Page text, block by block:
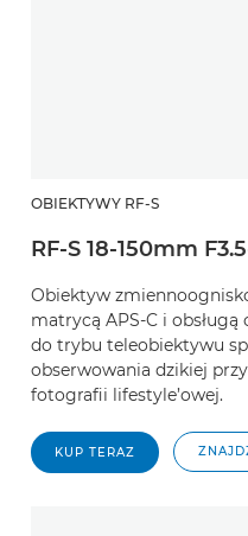
OBIEKTYWY RF-S
RF-S 18-150mm
Obiektyw
matrycą APS-C i
do trybu teleobiektywu
obserwowania dzikiej
fotografii lifestyle’owej.
KUP TERAZ